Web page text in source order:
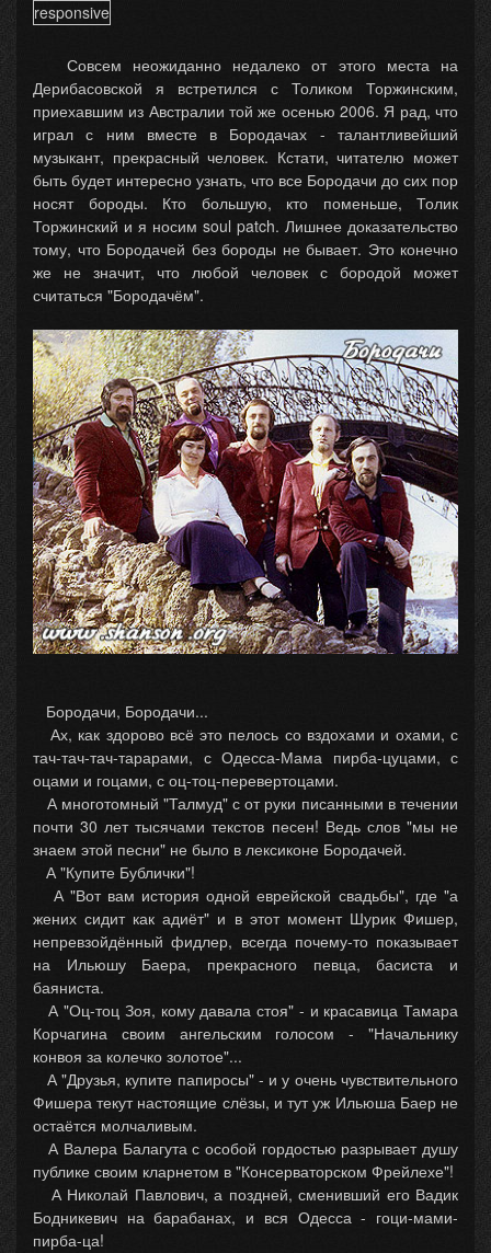
responsive
Совсем неожиданно недалеко от этого места на
Дерибасовской я встретился с Толиком Торжинским,
приехавшим из Австралии той же осенью 2006. Я рад, что
играл с ним вместе в Бородачах - талантливейший
музыкант, прекрасный человек. Кстати, читателю может
быть будет интересно узнать, что все Бородачи до сих пор
носят бороды. Кто большую, кто поменьше, Толик
Торжинский и я носим soul patch. Лишнее доказательство
тому, что Бородачей без бороды не бывает. Это конечно
же не значит, что любой человек с бородой может
считаться "Бородачём".
Бородачи, Бородачи...
Ах, как здорово всё это пелось со вздохами и охами, с
тач-тач-тач-тарарами, с Одесса-Мама пирба-цуцами, с
оцами и гоцами, с оц-тоц-перевертоцами.
А многотомный "Талмуд" с от руки писанными в течении
почти 30 лет тысячами текстов песен! Ведь слов "мы не
знаем этой песни" не было в лексиконе Бородачей.
А "Купите Бублички"!
А "Вот вам история одной еврейской свадьбы", где "а
жених сидит как адиёт" и в этот момент Шурик Фишер,
непревзойдённый фидлер, всегда почему-то показывает
на Ильюшу Баера, прекрасного певца, басиста и
баяниста.
А "Оц-тоц Зоя, кому давала стоя" - и красавица Тамара
Корчагина своим ангельским голосом - "Начальнику
конвоя за колечко золотое"...
А "Друзья, купите папиросы" - и у очень чувствительного
Фишера текут настоящие слёзы, и тут уж Ильюша Баер не
остаётся молчаливым.
А Валера Балагута с особой гордостью разрывает душу
публике своим кларнетом в "Консерваторском Фрейлехе"!
А Николай Павлович, а поздней, сменивший его Вадик
Бодникевич на барабанах, и вся Одесса - гоци-мами-
пирба-ца!